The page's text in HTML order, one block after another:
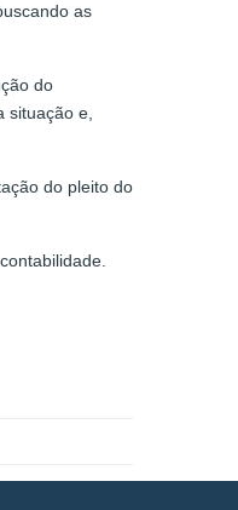
as
do
situação e,
do pleito do